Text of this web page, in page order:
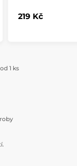
219 Kč
1 ks